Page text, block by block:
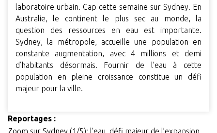
laboratoire urbain. Cap cette semaine sur Sydney. En
Australie, le continent le plus sec au monde, la
question des ressources en eau est importante.
Sydney, la métropole, accueille une population en
constante augmentation, avec 4 millions et demi
d’habitants désormais. Fournir de l’eau à cette
population en pleine croissance constitue un défi
majeur pour la ville.
Reportages :
Zoom sur Sydney (1/5): l’eau, défi majeur de l’expansion